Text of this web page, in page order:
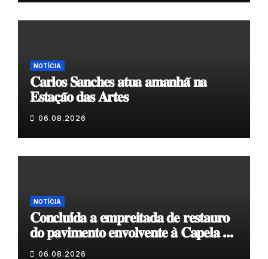
NOTÍCIA
𝐂𝐚𝐫𝐥𝐨𝐬 𝐒𝐚𝐧𝐜𝐡𝐞𝐬 𝐚𝐭𝐮𝐚 𝐚𝐦𝐚𝐧𝐡𝐚̃ 𝐧𝐚
𝐄𝐬𝐭𝐚𝐜̧𝐚̃𝐨 𝐝𝐚𝐬 𝐀𝐫𝐭𝐞𝐬
06.08.2026
NOTÍCIA
𝐂𝐨𝐧𝐜𝐥𝐮𝐢́𝐝𝐚 𝐚 𝐞𝐦𝐩𝐫𝐞𝐢𝐭𝐚𝐝𝐚 𝐝𝐞 𝐫𝐞𝐬𝐭𝐚𝐮𝐫𝐨
𝐝𝐨 𝐩𝐚𝐯𝐢𝐦𝐞𝐧𝐭𝐨 𝐞𝐧𝐯𝐨𝐥𝐯𝐞𝐧𝐭𝐞 𝐚̀ 𝐂𝐚𝐩𝐞𝐥𝐚 𝐝𝐞
𝐂𝐨𝐯𝐚𝐬
06.08.2026